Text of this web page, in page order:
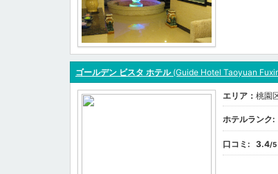
ゴールデン ビスタ ホテル(Guide Hotel Taoyuan
エリア： 桃園
ホテルランク:
口コミ: 3.4/5